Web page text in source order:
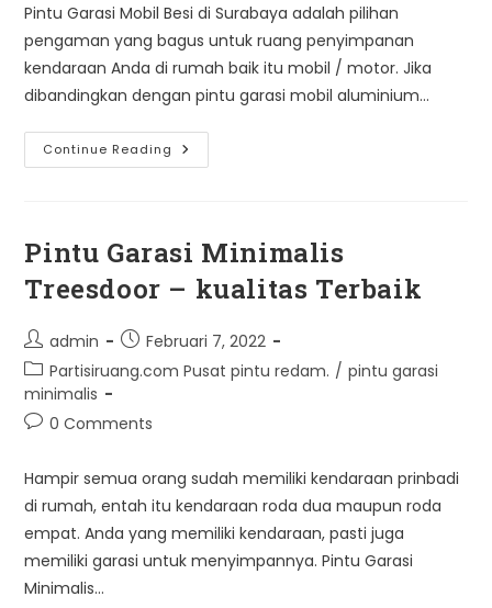
Pintu Garasi Mobil Besi di Surabaya adalah pilihan
pengaman yang bagus untuk ruang penyimpanan
kendaraan Anda di rumah baik itu mobil / motor. Jika
dibandingkan dengan pintu garasi mobil aluminium…
Continue Reading Pintu
Garasi
Pintu Garasi Minimalis
Treesdoor – kualitas Terbaik
Post
author:
admin
Post
published:
Februari 7, 2022
Post
category:
Partisiruang.com Pusat pintu redam. / pintu garasi
minimalis
Post0 Comments
Hampir semua orang sudah memiliki kendaraan prinbadi
di rumah, entah itu kendaraan roda dua maupun roda
empat. Anda yang memiliki kendaraan, pasti juga
memiliki garasi untuk menyimpannya. Pintu Garasi
Minimalis…